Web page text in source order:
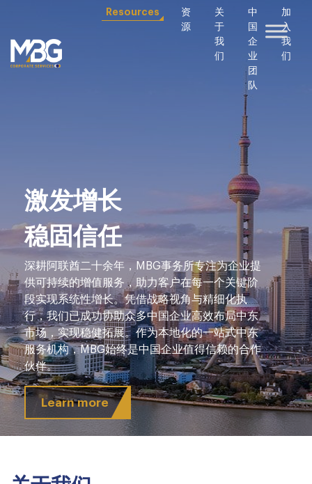
Resources
资
源
关
于
我
们
中
国
企
业
团
队
加
入
我
们
激发增长
稳固信任
深耕阿联酋二十余年，MBG事务所专注为企业提
供可持续的增值服务，助力客户在每一个关键阶
段实现系统性增长。凭借战略视角与精细化执
行，我们已成功协助众多中国企业高效布局中东
市场，实现稳健拓展。作为本地化的一站式中东
服务机构，MBG始终是中国企业值得信赖的合作
伙伴。
Learn more